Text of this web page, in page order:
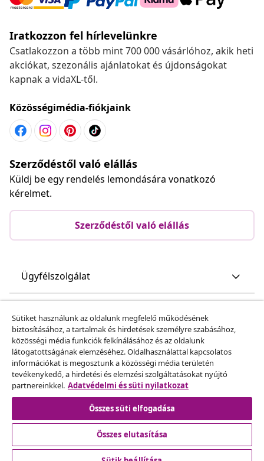
Iratkozzon fel hírlevelünkre
Csatlakozzon a több mint 700 000 vásárlóhoz, akik heti
akciókat, szezonális ajánlatokat és újdonságokat
kapnak a vidaXL-től.
Közösségimédia-fiókjaink
Szerződéstől való elállás
Küldj be egy rendelés lemondására vonatkozó
kérelmet.
Szerződéstől való elállás
Ügyfélszolgálat
vidaXL
Fedezz fel többet
Sütiket használunk az oldalunk megfelelő működésének
biztosításához, a tartalmak és hirdetések személyre szabásához,
közösségi média funkciók felkínálásához és az oldalunk
látogatottságának elemzéséhez. Oldalhasználattal kapcsolatos
információkat is megosztunk a közösségi média területén
tevékenykedő, a hirdetési és elemzési szolgáltatásokat nyújtó
partnereinkkel. Adatvédelmi és süti nyilatkozat
Összes süti elfogadása
Összes elutasítása